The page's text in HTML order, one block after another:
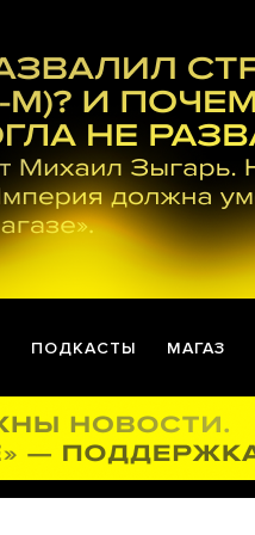
ПОДКАСТЫ МАГАЗ